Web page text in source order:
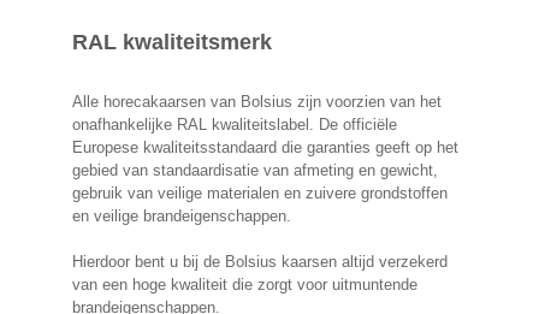
RAL kwaliteitsmerk
Alle horecakaarsen van Bolsius zijn voorzien van het
onafhankelijke RAL kwaliteitslabel. De officiële
Europese kwaliteitsstandaard die garanties geeft op het
gebied van standaardisatie van afmeting en gewicht,
gebruik van veilige materialen en zuivere grondstoffen
en veilige brandeigenschappen.
Hierdoor bent u bij de Bolsius kaarsen altijd verzekerd
van een hoge kwaliteit die zorgt voor uitmuntende
brandeigenschappen.